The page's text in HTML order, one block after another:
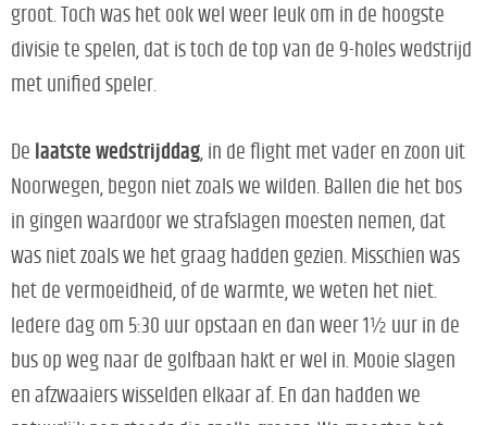
groot. Toch was het ook wel weer leuk om in de hoogste
divisie te spelen, dat is toch de top van de 9-holes wedstrijd
met unified speler.
De laatste wedstrijddag , in de flight met vader en zoon uit
Noorwegen, begon niet zoals we wilden. Ballen die het bos
in gingen waardoor we strafslagen moesten nemen, dat
was niet zoals we het graag hadden gezien. Misschien was
het de vermoeidheid, of de warmte, we weten het niet.
Iedere dag om 5:30 uur opstaan en dan weer 1½ uur in de
bus op weg naar de golfbaan hakt er wel in. Mooie slagen
en afzwaaiers wisselden elkaar af. En dan hadden we